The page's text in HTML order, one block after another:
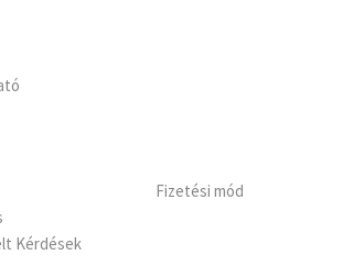
Kérdések
Fizetési mód